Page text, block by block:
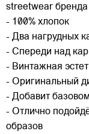
streetwear бренда
- 100% хлопок
- Два нагрудных
- Спереди над
- Винтажная
- Оригинальный
- Добавит
- Отлично
образов